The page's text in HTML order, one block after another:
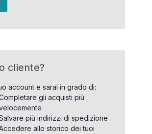
cliente?
account e sarai in grado di:
gli acquisti più
più indirizzi di spedizione
allo storico dei tuoi